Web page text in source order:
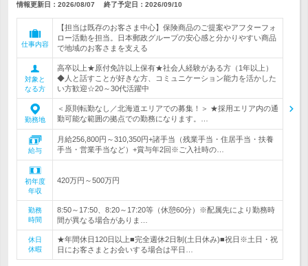
情報更新日：2026/08/07 終了予定日： 2026/09/10
仕事内容
【担当は既存のお客さま中心】保険商品のご提案やアフターフォ
ロー活動を担当。日本郵政グループの安心感と分かりやすい商品
で地域のお客さまを支える
対象と
なる方
高卒以上★原付免許以上保有★社会人経験がある方（1年以上）
◆人と話すことが好きな方、コミュニケーション能力を活かした
い方歓迎☆20～30代活躍中
勤務地
＜原則転勤なし／北海道エリアでの募集！＞ ★採用エリア内の通
勤可能な範囲の拠点での勤務になります。…
給与
月給256,800円～310,350円+諸手当（残業手当・住居手当・扶養
手当・営業手当など）+賞与年2回※ご入社時の…
初年度
年収
420万円～500万円
勤務
時間
8:50～17:50、8:20～17:20等（休憩60分）※配属先により勤務時
間が異なる場合がありま…
休日
休暇
★年間休日120日以上■完全週休2日制(土日休み)■祝日※土日・祝
日にお客さまとお会いする場合は平日…